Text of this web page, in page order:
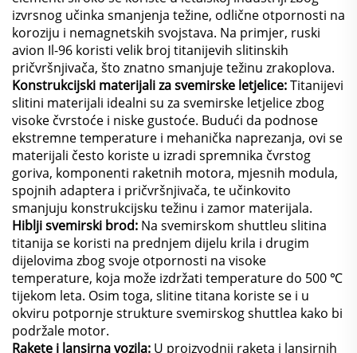
izvrsnog učinka smanjenja težine, odlične otpornosti na
koroziju i nemagnetskih svojstava. Na primjer, ruski
avion Il-96 koristi velik broj titanijevih slitinskih
pričvršnjivača, što znatno smanjuje težinu zrakoplova.
Konstrukcijski materijali za svemirske letjelice:Titanijevi
slitini materijali idealni su za svemirske letjelice zbog
visoke čvrstoće i niske gustoće. Budući da podnose
ekstremne temperature i mehanička naprezanja, ovi se
materijali često koriste u izradi spremnika čvrstog
goriva, komponenti raketnih motora, mjesnih modula,
spojnih adaptera i pričvršnjivača, te učinkovito
smanjuju konstrukcijsku težinu i zamor materijala.
Hiblji svemirski brod: Na svemirskom shuttleu slitina
titanija se koristi na prednjem dijelu krila i drugim
dijelovima zbog svoje otpornosti na visoke
temperature, koja može izdržati temperature do 500 ℃
tijekom leta. Osim toga, slitine titana koriste se i u
okviru potpornje strukture svemirskog shuttlea kako bi
podržale motor.
Rakete i lansirna vozila: U proizvodnji raketa i lansirnih